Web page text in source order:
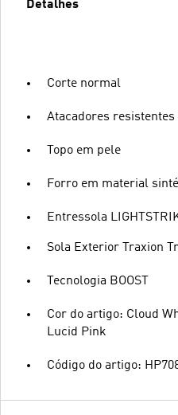
Detalhes
Corte normal
Atacadores resistentes
Topo em pele
Forro em material
Entressola
Sola Exterior Traxion
Tecnologia BOOST
Cor do artigo: Cloud
Lucid Pink
Código do artigo: